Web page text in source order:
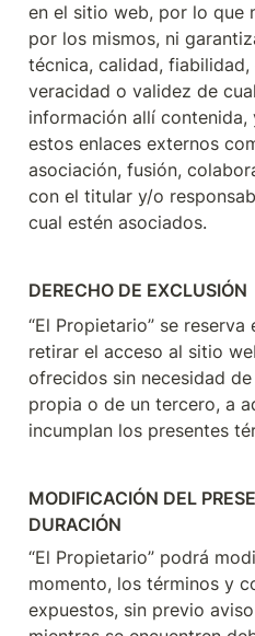
en el sitio web, por lo que
por los mismos, ni
técnica, calidad,
veracidad o validez de
información allí contenida,
estos enlaces externos
asociación, fusión,
con el titular y/o
cual estén asociados.
DERECHO DE EXCLUSIÓN
“El Propietario” se
retirar el acceso al sitio
ofrecidos sin necesidad
propia o de un tercero, a
incumplan los presentes
MODIFICACIÓN DEL
DURACIÓN
“El Propietario” podrá
momento, los términos y
expuestos, sin previo